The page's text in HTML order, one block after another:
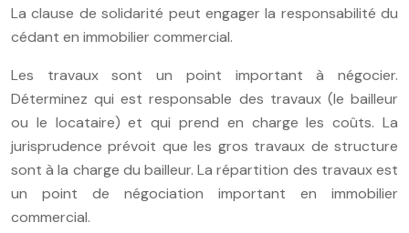
La clause de solidarité peut engager la responsabilité du
cédant en immobilier commercial.
Les travaux sont un point important à négocier.
Déterminez qui est responsable des travaux (le bailleur
ou le locataire) et qui prend en charge les coûts. La
jurisprudence prévoit que les gros travaux de structure
sont à la charge du bailleur. La répartition des travaux est
un point de négociation important en immobilier
commercial.